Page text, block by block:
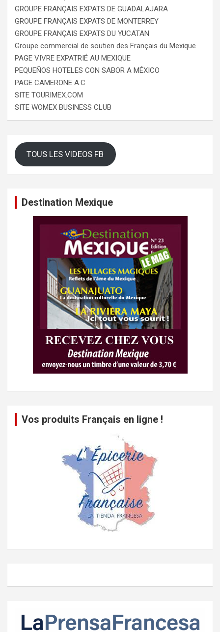
GROUPE FRANÇAIS EXPATS DE GUADALAJARA
GROUPE FRANÇAIS EXPATS DE MONTERREY
GROUPE FRANÇAIS EXPATS DU YUCATAN
Groupe commercial de soutien des Français du Mexique
PAGE VIVRE EXPATRIÉ AU MEXIQUE
PEQUEÑOS HOTELES CON SABOR A MÉXICO
PAGE CAMERONE A.C
SITE TOURIMEX.COM
SITE WOMEX BUSINESS CLUB
TOUS LES VIDEOS FB
Destination Mexique
Vos produits Français en ligne !